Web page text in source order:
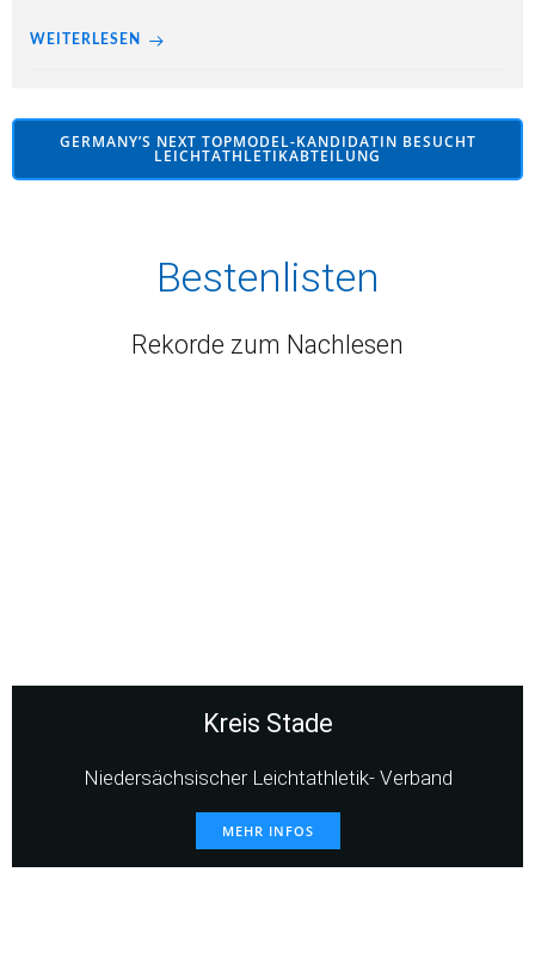
WEITERLESEN
GERMANY’S NEXT TOPMODEL-KANDIDATIN BESUCHT
LEICHTATHLETIKABTEILUNG
Bestenlisten
Rekorde zum Nachlesen
Kreis Stade
Niedersächsischer Leichtathletik- Verband
MEHR INFOS